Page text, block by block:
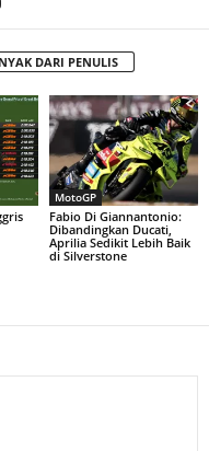
DARI PENULIS
MotoGP
Fabio Di Giannantonio:
Dibandingkan Ducati,
Aprilia Sedikit Lebih Baik
di Silverstone